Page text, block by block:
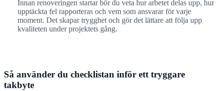
Innan renoveringen startar bör du veta hur arbetet delas upp, hur
upptäckta fel rapporteras och vem som ansvarar för varje
moment. Det skapar trygghet och gör det lättare att följa upp
kvaliteten under projektets gång.
Så använder du checklistan inför ett tryggare
takbyte